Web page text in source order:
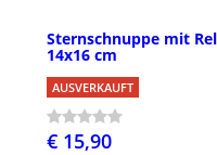
Sternschnuppe mit
14x16 cm
AUSVERKAUFT
€ 15,90